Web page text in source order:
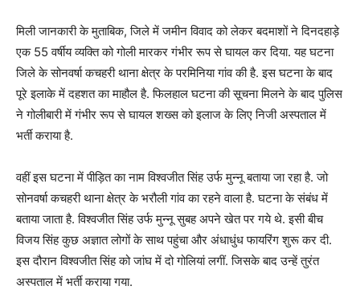
मिली जानकारी के मुताबिक, जिले में जमीन विवाद को लेकर बदमाशों ने दिनदहाड़े
एक 55 वर्षीय व्यक्ति को गोली मारकर गंभीर रूप से घायल कर दिया. यह घटना
जिले के सोनवर्षा कचहरी थाना क्षेत्र के परमिनिया गांव की है. इस घटना के बाद
पूरे इलाके में दहशत का माहौल है. फिलहाल घटना की सूचना मिलने के बाद पुलिस
ने गोलीबारी में गंभीर रूप से घायल शख्स को इलाज के लिए निजी अस्पताल में
भर्ती कराया है.
वहीं इस घटना में पीड़ित का नाम विश्वजीत सिंह उर्फ मुन्नू बताया जा रहा है. जो
सोनवर्षा कचहरी थाना क्षेत्र के भरौली गांव का रहने वाला है. घटना के संबंध में
बताया जाता है. विश्वजीत सिंह उर्फ मुन्नू सुबह अपने खेत पर गये थे. इसी बीच
विजय सिंह कुछ अज्ञात लोगों के साथ पहुंचा और अंधाधुंध फायरिंग शुरू कर दी.
इस दौरान विश्वजीत सिंह को जांघ में दो गोलियां लगीं. जिसके बाद उन्हें तुरंत
अस्पताल में भर्ती कराया गया.